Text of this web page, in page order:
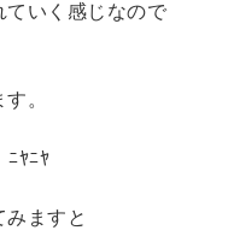
ていく感じなので
。
ﾔﾆﾔ
ますと